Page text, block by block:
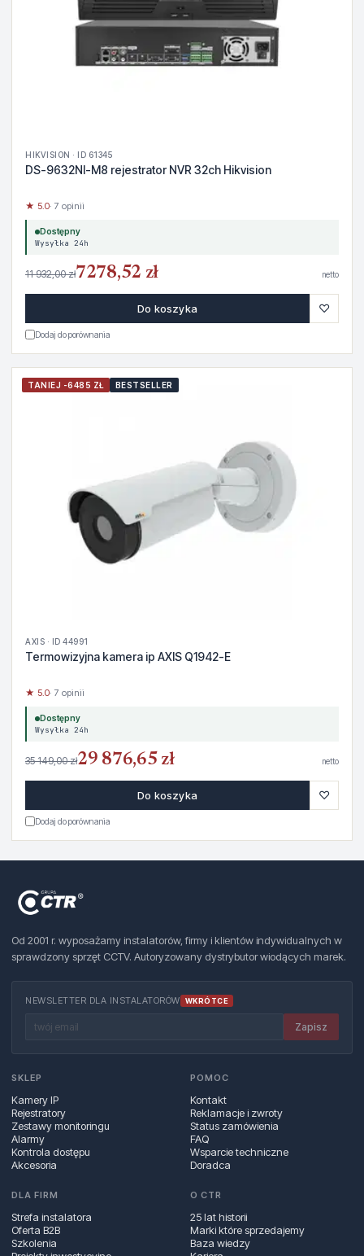
HIKVISION · ID 61345
DS-9632NI-M8 rejestrator NVR 32ch Hikvision
★ 5.0· 7 opinii
Dostępny
Wysyłka 24h
11 932,00 zł7278,52 zł netto
Do koszyka ♡
Dodaj do porównania
TANIEJ -6485 ZŁ BESTSELLER
AXIS · ID 44991
Termowizyjna kamera ip AXIS Q1942-E
★ 5.0· 7 opinii
Dostępny
Wysyłka 24h
35 149,00 zł29 876,65 zł netto
Do koszyka ♡
Dodaj do porównania
Od 2001 r. wyposażamy instalatorów, firmy i klientów indywidualnych w
sprawdzony sprzęt CCTV. Autoryzowany dystrybutor wiodących marek.
NEWSLETTER DLA INSTALATORÓW WKRÓTCE
Zapisz
SKLEP
Kamery IP
Rejestratory
Zestawy monitoringu
Alarmy
Kontrola dostępu
Akcesoria
POMOC
Kontakt
Reklamacje i zwroty
Status zamówienia
FAQ
Wsparcie techniczne
Doradca
DLA FIRM
Strefa instalatora
Oferta B2B
Szkolenia
O CTR
25 lat historii
Marki które sprzedajemy
Baza wiedzy